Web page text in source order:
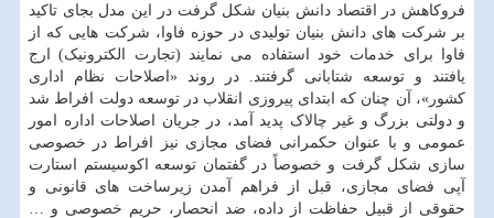
فروکاهش در اقتصاد دانش بنیان شکل گرفت در این مدل بجای تاکید
بر شرکت های دانش بنیان تولیدی در حوزه فاوا، شرکت هایی که از
فاوا برای خدمات خود استفاده می نمایند (تجارت الکترونیک) ارج
یافتند و توسعه شتابانی گرفتند. در روند «اصلاحات نظام اداری
کشور»، آن چنان که ابتدای پیروزی انقلاب در توسعه دولت افراط شد
و دولتی بزرگ و غیر چالاک پدید آمد، در جریان اصلاحات اداره امور
عمومی و با عنوان حکمرانی فضای مجازی نیز افراط در خصوصی
سازی شکل گرفت و خصوصاً در گفتمان توسعه اکوسیستم استارت
آپی فضای مجازی، قبل از فراهم آمدن زیرساخت های قانونی و
حقوقی از قبیل حفاظت از داده، ضد انحصار، حریم خصوصی و …